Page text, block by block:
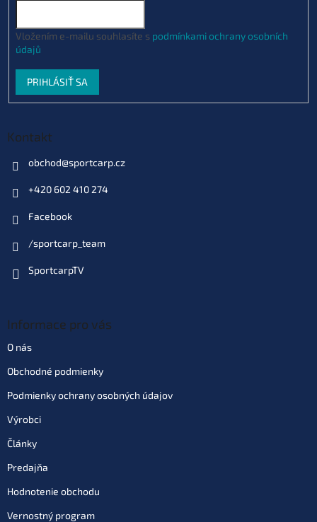
Vložením e-mailu souhlasíte s podmínkami ochrany osobních
údajů
PRIHLÁSIŤ SA
Kontakt
obchod@sportcarp.cz
+420 602 410 274
Facebook
/sportcarp_team
SportcarpTV
Informace pro vás
O nás
Obchodné podmienky
Podmienky ochrany osobných údajov
Výrobci
Články
Predajňa
Hodnotenie obchodu
Vernostný program